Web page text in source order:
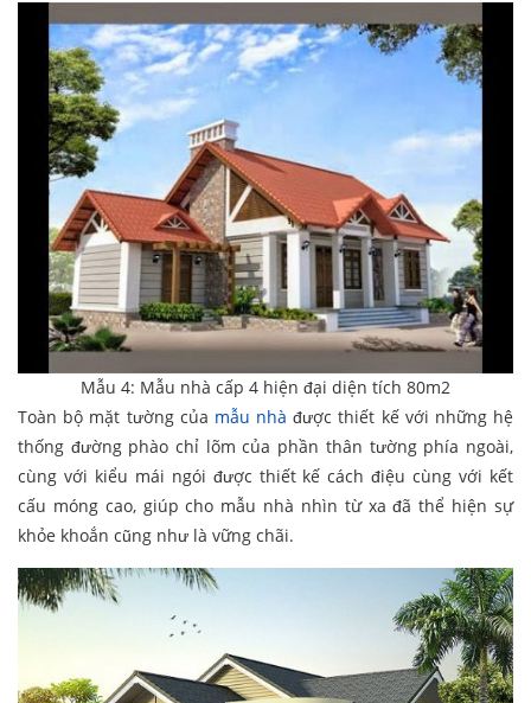
Mẫu 4: Mẫu nhà cấp 4 hiện đại diện tích 80m2
Toàn bộ mặt tường của mẫu nhà được thiết kế với những hệ
thống đường phào chỉ lõm của phần thân tường phía ngoài,
cùng với kiểu mái ngói được thiết kế cách điệu cùng với kết
cấu móng cao, giúp cho mẫu nhà nhìn từ xa đã thể hiện sự
khỏe khoắn cũng như là vững chãi.